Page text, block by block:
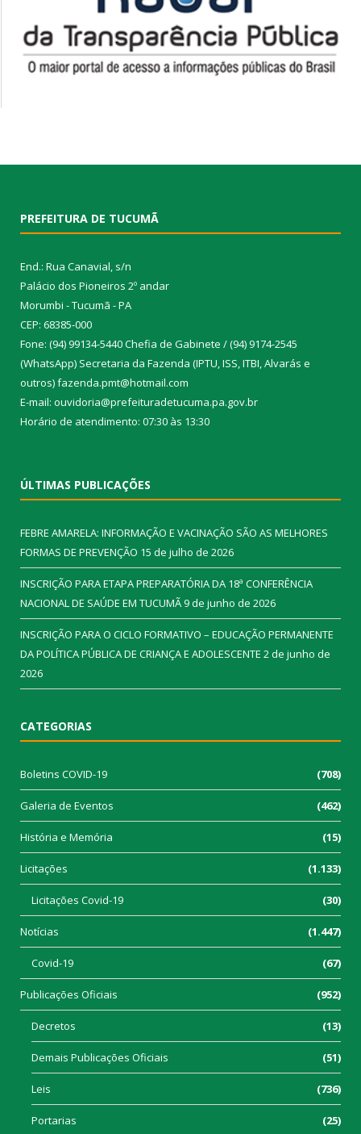
PREFEITURA DE TUCUMÃ
End.: Rua Canavial, s/n
Palácio dos Pioneiros 2º andar
Morumbi - Tucumã - PA
CEP: 68385-000
Fone: (94) 99134-5440 Chefia de Gabinete / (94) 9174-2545
(WhatsApp) Secretaria da Fazenda (IPTU, ISS, ITBI, Alvarás e
outros) fazenda.pmt@hotmail.com
E-mail: ouvidoria@prefeituradetucuma.pa.gov.br
Horário de atendimento: 07:30 às 13:30
ÚLTIMAS PUBLICAÇÕES
FEBRE AMARELA: INFORMAÇÃO E VACINAÇÃO SÃO AS MELHORES
FORMAS DE PREVENÇÃO 15 de julho de 2026
INSCRIÇÃO PARA ETAPA PREPARATÓRIA DA 18ª CONFERÊNCIA
NACIONAL DE SAÚDE EM TUCUMÃ9 de junho de 2026
INSCRIÇÃO PARA O CICLO FORMATIVO – EDUCAÇÃO PERMANENTE
DA POLÍTICA PÚBLICA DE CRIANÇA E ADOLESCENTE 2 de junho de
2026
CATEGORIAS
Boletins COVID-19 (708)
Galeria de Eventos (462)
História e Memória (15)
Licitações (1.133)
Licitações Covid-19 (30)
Notícias (1.447)
Covid-19 (67)
Publicações Oficiais (952)
Decretos (13)
Demais Publicações Oficiais (51)
Leis (736)
Portarias (25)